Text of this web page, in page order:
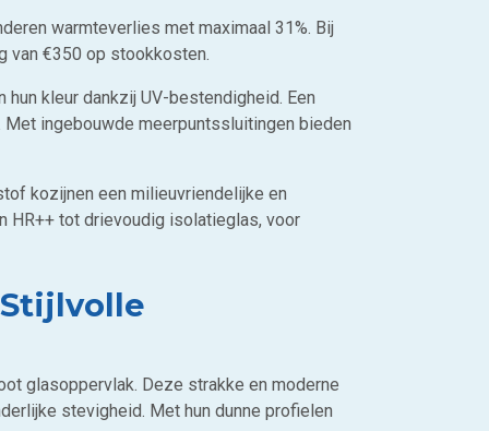
warmteverlies met maximaal 31%. Bij
van €350 op stookkosten.
kleur dankzij UV-bestendigheid. Een
ingebouwde meerpuntssluitingen bieden
kozijnen een milieuvriendelijke en
HR++ tot drievoudig isolatieglas, voor
glasoppervlak. Deze strakke en moderne
stevigheid. Met hun dunne profielen